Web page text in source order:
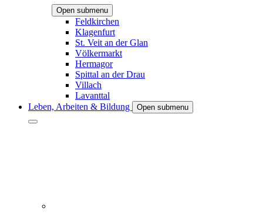
Open submenu
Feldkirchen
Klagenfurt
St. Veit an der Glan
Völkermarkt
Hermagor
Spittal an der Drau
Villach
Lavanttal
Leben, Arbeiten & Bildung
Open submenu